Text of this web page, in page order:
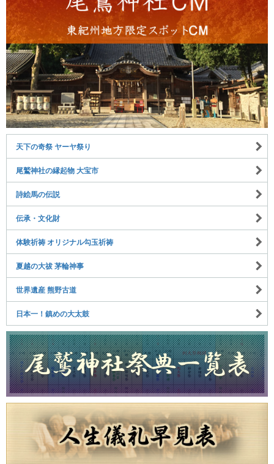
天下の奇祭 ヤーヤ祭り
尾鷲神社の縁起物 大宝市
詩絵馬の伝説
伝承・文化財
体験祈祷 オリジナル勾玉祈祷
夏越の大祓 茅輪神事
世界遺産 熊野古道
日本一！鎮めの大太鼓